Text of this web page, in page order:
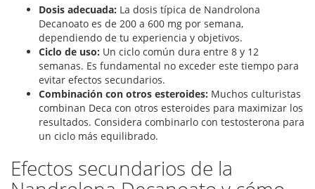
Dosis adecuada: La dosis típica de Nandrolona
Decanoato es de 200 a 600 mg por semana,
dependiendo de tu experiencia y objetivos.
Ciclo de uso: Un ciclo común dura entre 8 y 12
semanas. Es fundamental no exceder este tiempo para
evitar efectos secundarios.
Combinación con otros esteroides: Muchos culturistas
combinan Deca con otros esteroides para maximizar los
resultados. Considera combinarlo con testosterona para
un ciclo más equilibrado.
Efectos secundarios de la